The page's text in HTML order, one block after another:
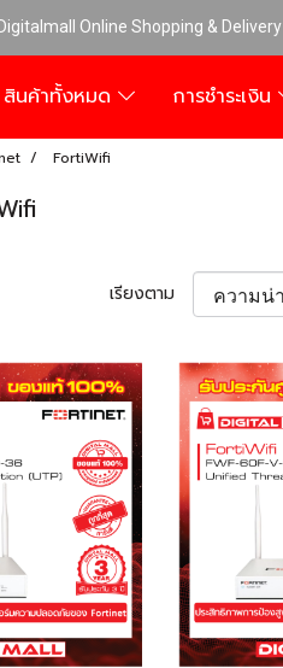
Digitalmall Online Shopping & Delivery
สินค้าทั้งหมด การชำระเงิน
FortiWifi
เรียงตาม